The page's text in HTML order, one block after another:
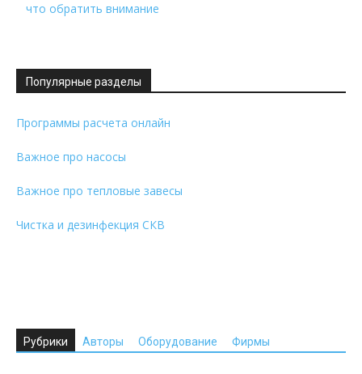
что обратить внимание
Популярные разделы
Программы расчета онлайн
Важное про насосы
Важное про тепловые завесы
Чистка и дезинфекция СКВ
Рубрики Авторы Оборудование Фирмы